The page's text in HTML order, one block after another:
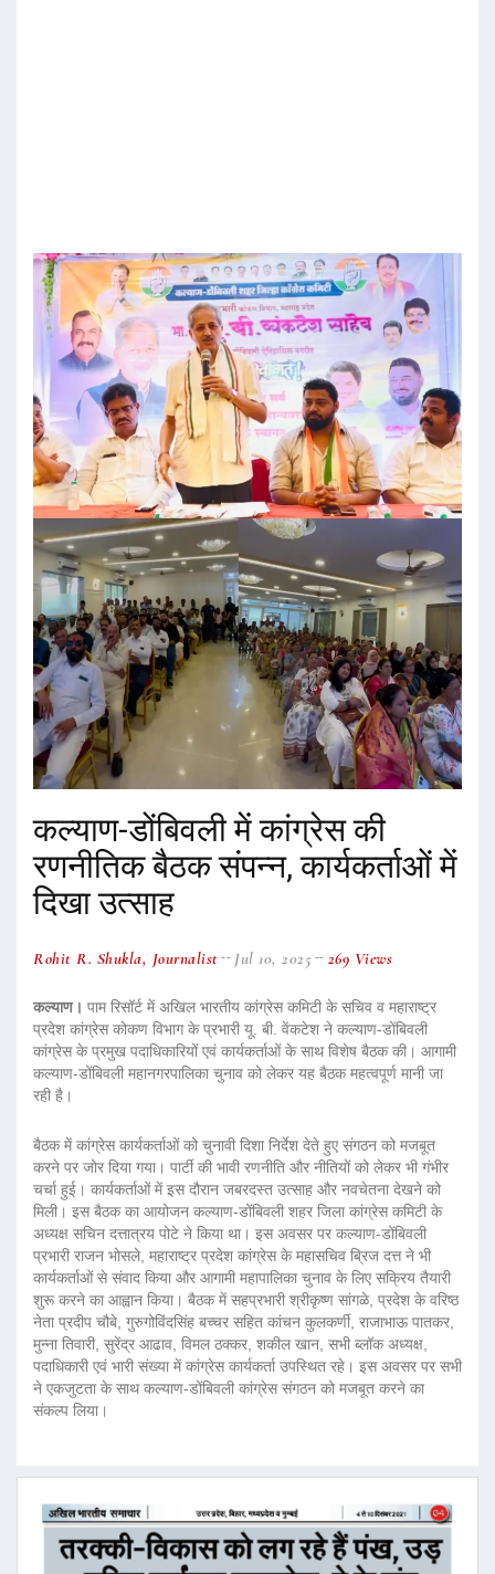
कल्याण-डोंबिवली में कांग्रेस की
रणनीतिक बैठक संपन्न, कार्यकर्ताओं में
दिखा उत्साह
Rohit R. Shukla, Journalist Jul 10, 2025 269 Views
कल्याण। पाम रिसॉर्ट में अखिल भारतीय कांग्रेस कमिटी के सचिव व महाराष्ट्र
प्रदेश कांग्रेस कोकण विभाग के प्रभारी यू. बी. वेंकटेश ने कल्याण-डोंबिवली
कांग्रेस के प्रमुख पदाधिकारियों एवं कार्यकर्ताओं के साथ विशेष बैठक की। आगामी
कल्याण-डोंबिवली महानगरपालिका चुनाव को लेकर यह बैठक महत्वपूर्ण मानी जा
रही है।
बैठक में कांग्रेस कार्यकर्ताओं को चुनावी दिशा निर्देश देते हुए संगठन को मजबूत
करने पर जोर दिया गया। पार्टी की भावी रणनीति और नीतियों को लेकर भी गंभीर
चर्चा हुई। कार्यकर्ताओं में इस दौरान जबरदस्त उत्साह और नवचेतना देखने को
मिली। इस बैठक का आयोजन कल्याण-डोंबिवली शहर जिला कांग्रेस कमिटी के
अध्यक्ष सचिन दत्तात्रय पोटे ने किया था। इस अवसर पर कल्याण-डोंबिवली
प्रभारी राजन भोसले, महाराष्ट्र प्रदेश कांग्रेस के महासचिव ब्रिज दत्त ने भी
कार्यकर्ताओं से संवाद किया और आगामी महापालिका चुनाव के लिए सक्रिय तैयारी
शुरू करने का आह्वान किया। बैठक में सहप्रभारी श्रीकृष्ण सांगळे, प्रदेश के वरिष्ठ
नेता प्रदीप चौबे, गुरुगोविंदसिंह बच्चर सहित कांचन कुलकर्णी, राजाभाऊ पातकर,
मुन्ना तिवारी, सुरेंद्र आढाव, विमल ठक्कर, शकील खान, सभी ब्लॉक अध्यक्ष,
पदाधिकारी एवं भारी संख्या में कांग्रेस कार्यकर्ता उपस्थित रहे। इस अवसर पर सभी
ने एकजुटता के साथ कल्याण-डोंबिवली कांग्रेस संगठन को मजबूत करने का
संकल्प लिया।